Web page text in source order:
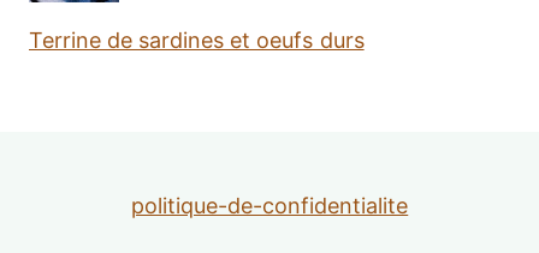
Terrine de sardines et oeufs durs
politique-de-confidentialite